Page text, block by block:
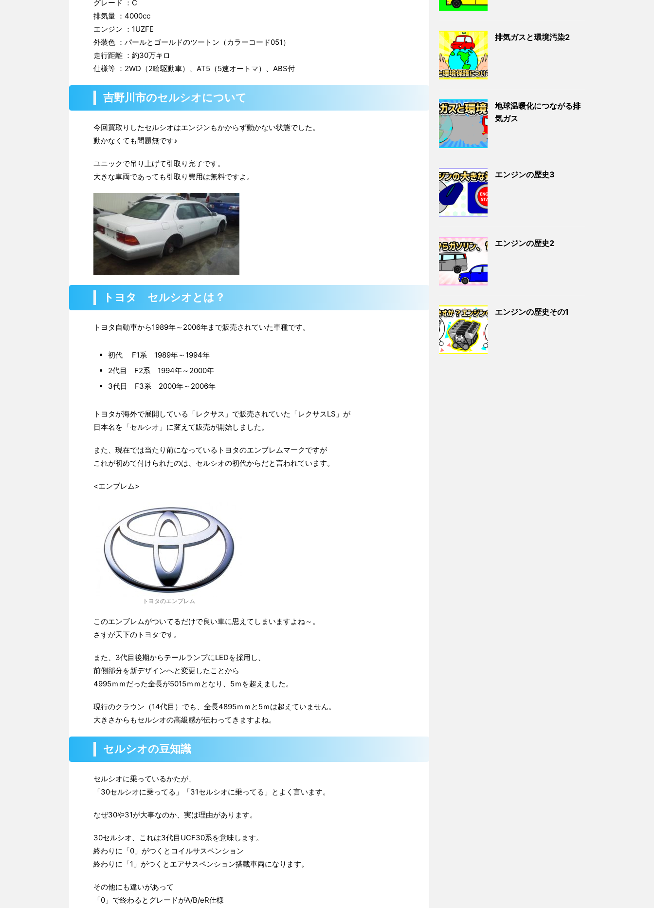
グレード ：C
排気量 ：4000cc
エンジン ：1UZFE
外装色 ：パールとゴールドのツートン（カラーコード051）
走行距離 ：約30万キロ
仕様等 ：2WD（2輪駆動車）、AT5（5速オートマ）、ABS付
吉野川市のセルシオについて
今回買取りしたセルシオはエンジンもかからず動かない状態でした。
動かなくても問題無です♪
ユニックで吊り上げて引取り完了です。
大きな車両であっても引取り費用は無料ですよ。
トヨタ セルシオとは？
トヨタ自動車から1989年～2006年まで販売されていた車種です。
初代 F1系 1989年～1994年
2代目 F2系 1994年～2000年
3代目 F3系 2000年～2006年
トヨタが海外で展開している「レクサス」で販売されていた「レクサスLS」が
日本名を「セルシオ」に変えて販売が開始しました。
また、現在では当たり前になっているトヨタのエンブレムマークですが
これが初めて付けられたのは、セルシオの初代からだと言われています。
<エンブレム>
トヨタのエンブレム
このエンブレムがついてるだけで良い車に思えてしまいますよね～。
さすが天下のトヨタです。
また、3代目後期からテールランプにLEDを採用し、
前側部分を新デザインへと変更したことから
4995ｍｍだった全長が5015ｍｍとなり、5ｍを超えました。
現行のクラウン（14代目）でも、全長4895ｍｍと5ｍは超えていません。
大きさからもセルシオの高級感が伝わってきますよね。
セルシオの豆知識
セルシオに乗っているかたが、
「30セルシオに乗ってる」「31セルシオに乗ってる」とよく言います。
なぜ30や31が大事なのか、実は理由があります。
30セルシオ、これは3代目UCF30系を意味します。
終わりに「0」がつくとコイルサスペンション
終わりに「1」がつくとエアサスペンション搭載車両になります。
その他にも違いがあって
「0」で終わるとグレードがA/B/eR仕様
排気ガスと環境汚染2
地球温暖化につながる排
気ガス
エンジンの歴史3
エンジンの歴史2
エンジンの歴史その1